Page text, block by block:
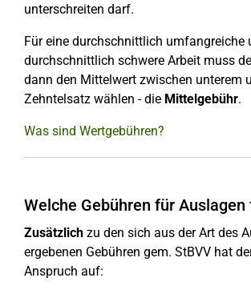
unterschreiten darf.
Für eine durchschnittlich umfangreiche
durchschnittlich schwere Arbeit muss
dann den Mittelwert zwischen unterem
Zehntelsatz wählen - die Mittelgebühr.
Was sind Wertgebühren?
Welche Gebühren für Auslagen
Zusätzlich zu den sich aus der Art des
ergebenen Gebühren gem. StBVV hat
Anspruch auf: